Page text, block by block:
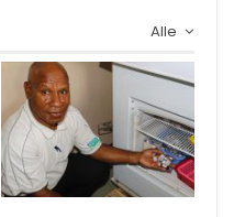
Alle